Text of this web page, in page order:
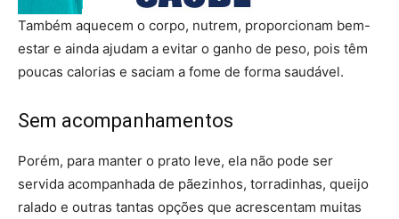
Também aquecem o corpo, nutrem, proporcionam bem-
estar e ainda ajudam a evitar o ganho de peso, pois têm
poucas calorias e saciam a fome de forma saudável.
Sem acompanhamentos
Porém, para manter o prato leve, ela não pode ser
servida acompanhada de pãezinhos, torradinhas, queijo
ralado e outras tantas opções que acrescentam muitas